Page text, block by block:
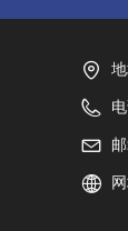
地
电
邮